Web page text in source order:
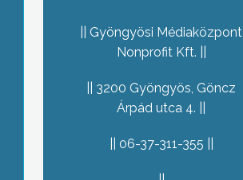
Gyöngyösi Médiaközpont
Nonprofit Kft.
3200 Gyöngyös, Göncz
Árpád utca 4.
06-37-311-355